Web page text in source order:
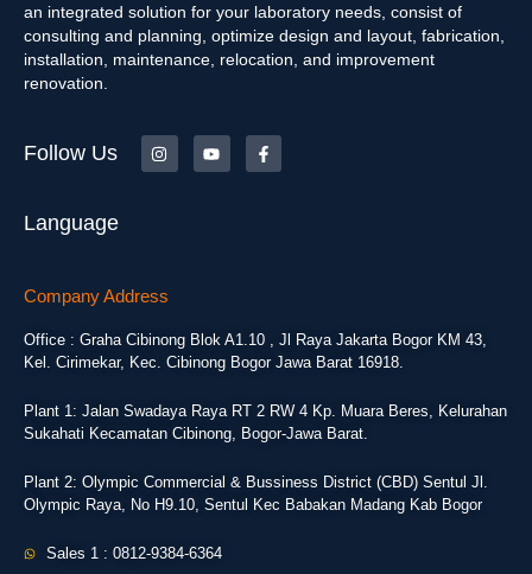
an integrated solution for your laboratory needs, consist of
consulting and planning, optimize design and layout, fabrication,
installation, maintenance, relocation, and improvement
renovation.
Follow Us
Language
Company Address
Office : Graha Cibinong Blok A1.10 , Jl Raya Jakarta Bogor KM 43,
Kel. Cirimekar, Kec. Cibinong Bogor Jawa Barat 16918.
Plant 1: Jalan Swadaya Raya RT 2 RW 4 Kp. Muara Beres, Kelurahan
Sukahati Kecamatan Cibinong, Bogor-Jawa Barat.
Plant 2: Olympic Commercial & Bussiness District (CBD) Sentul Jl.
Olympic Raya, No H9.10, Sentul Kec Babakan Madang Kab Bogor
Sales 1 : 0812-9384-6364